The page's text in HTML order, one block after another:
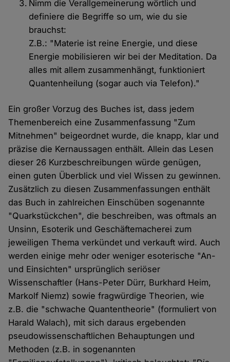
Nimm die Verallgemeinerung wörtlich und
definiere die Begriffe so um, wie du sie
brauchst:
Z.B.: "Materie ist reine Energie, und diese
Energie mobilisieren wir bei der Meditation. Da
alles mit allem zusammenhängt, funktioniert
Quantenheilung (sogar auch via Telefon)."
Ein großer Vorzug des Buches ist, dass jedem
Themenbereich eine Zusammenfassung "Zum
Mitnehmen" beigeordnet wurde, die knapp, klar und
präzise die Kernaussagen enthält. Allein das Lesen
dieser 26 Kurzbeschreibungen würde genügen,
einen guten Überblick und viel Wissen zu gewinnen.
Zusätzlich zu diesen Zusammenfassungen enthält
das Buch in zahlreichen Einschüben sogenannte
"Quarkstückchen", die beschreiben, was oftmals an
Unsinn, Esoterik und Geschäftemacherei zum
jeweiligen Thema verkündet und verkauft wird. Auch
werden einige mehr oder weniger esoterische "An-
und Einsichten" ursprünglich seriöser
Wissenschaftler (Hans-Peter Dürr, Burkhard Heim,
Markolf Niemz) sowie fragwürdige Theorien, wie
z.B. die "schwache Quantentheorie" (formuliert von
Harald Walach), mit sich daraus ergebenden
pseudowissenschaftlichen Behauptungen und
Methoden (z.B. in sogenannten